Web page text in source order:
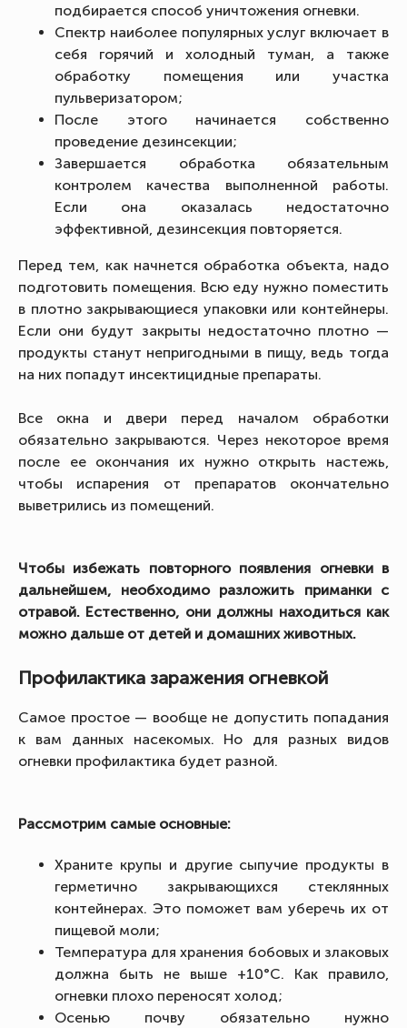
подбирается способ уничтожения огневки.
Спектр наиболее популярных услуг включает в
себя горячий и холодный туман, а также
обработку помещения или участка
пульверизатором;
После этого начинается собственно
проведение дезинсекции;
Завершается обработка обязательным
контролем качества выполненной работы.
Если она оказалась недостаточно
эффективной, дезинсекция повторяется.
Перед тем, как начнется обработка объекта, надо
подготовить помещения. Всю еду нужно поместить
в плотно закрывающиеся упаковки или контейнеры.
Если они будут закрыты недостаточно плотно —
продукты станут непригодными в пищу, ведь тогда
на них попадут инсектицидные препараты.
Все окна и двери перед началом обработки
обязательно закрываются. Через некоторое время
после ее окончания их нужно открыть настежь,
чтобы испарения от препаратов окончательно
выветрились из помещений.
Чтобы избежать повторного появления огневки в
дальнейшем, необходимо разложить приманки с
отравой. Естественно, они должны находиться как
можно дальше от детей и домашних животных.
Профилактика заражения огневкой
Самое простое — вообще не допустить попадания
к вам данных насекомых. Но для разных видов
огневки профилактика будет разной.
Рассмотрим самые основные:
Храните крупы и другие сыпучие продукты в
герметично закрывающихся стеклянных
контейнерах. Это поможет вам уберечь их от
пищевой моли;
Температура для хранения бобовых и злаковых
должна быть не выше +10°C. Как правило,
огневки плохо переносят холод;
Осенью почву обязательно нужно